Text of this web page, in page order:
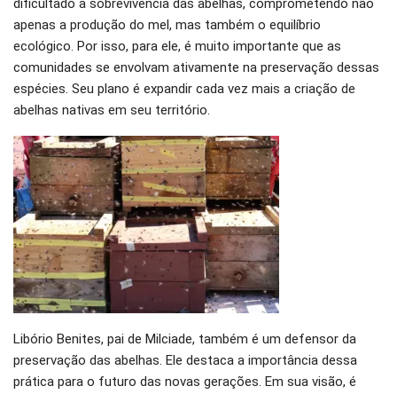
dificultado a sobrevivência das abelhas, comprometendo não
apenas a produção do mel, mas também o equilíbrio
ecológico. Por isso, para ele, é muito importante que as
comunidades se envolvam ativamente na preservação dessas
espécies. Seu plano é expandir cada vez mais a criação de
abelhas nativas em seu território.
Libório Benites, pai de Milciade, também é um defensor da
preservação das abelhas. Ele destaca a importância dessa
prática para o futuro das novas gerações. Em sua visão, é